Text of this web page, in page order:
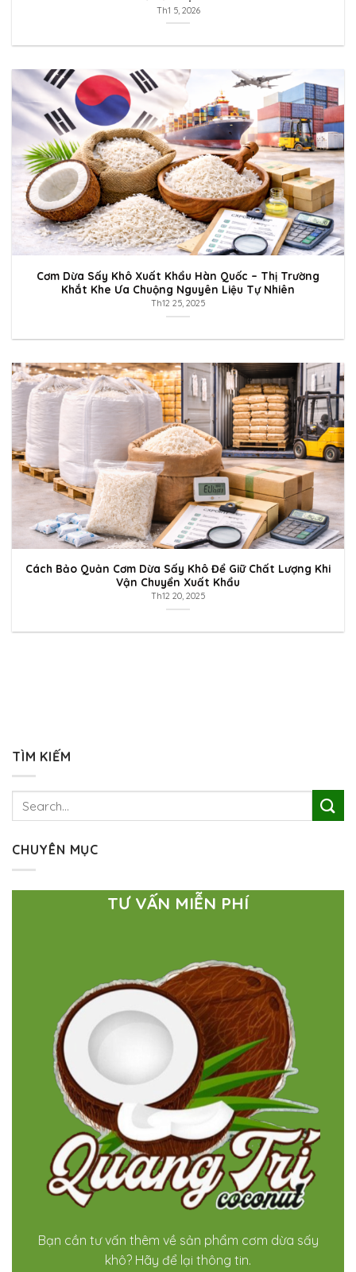
Th1 5, 2026
Cơm Dừa Sấy Khô Xuất Khẩu Hàn Quốc – Thị Trường
Khắt Khe Ưa Chuộng Nguyên Liệu Tự Nhiên
Th12 25, 2025
Cách Bảo Quản Cơm Dừa Sấy Khô Để Giữ Chất Lượng Khi
Vận Chuyển Xuất Khẩu
Th12 20, 2025
TÌM KIẾM
CHUYÊN MỤC
TƯ VẤN MIỄN PHÍ
Bạn cần tư vấn thêm về sản phẩm cơm dừa sấy
khô? Hãy để lại thông tin.